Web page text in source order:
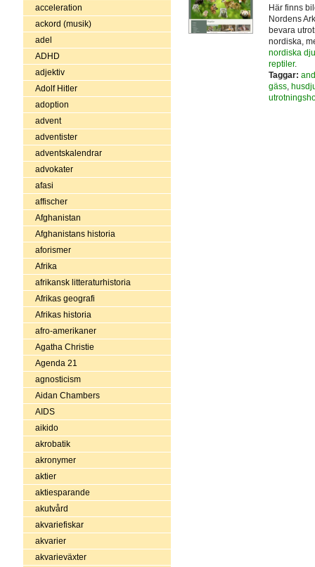
acceleration
ackord (musik)
adel
ADHD
adjektiv
Adolf Hitler
adoption
advent
adventister
adventskalendrar
advokater
afasi
affischer
Afghanistan
Afghanistans historia
aforismer
Afrika
afrikansk litteraturhistoria
Afrikas geografi
Afrikas historia
afro-amerikaner
Agatha Christie
Agenda 21
agnosticism
Aidan Chambers
AIDS
aikido
akrobatik
akronymer
aktier
aktiesparande
akutvård
akvariefiskar
akvarier
akvarieväxter
Här finns
Nordens
bevara
nordiska,
nordiska
reptiler.
Taggar:
gäss,